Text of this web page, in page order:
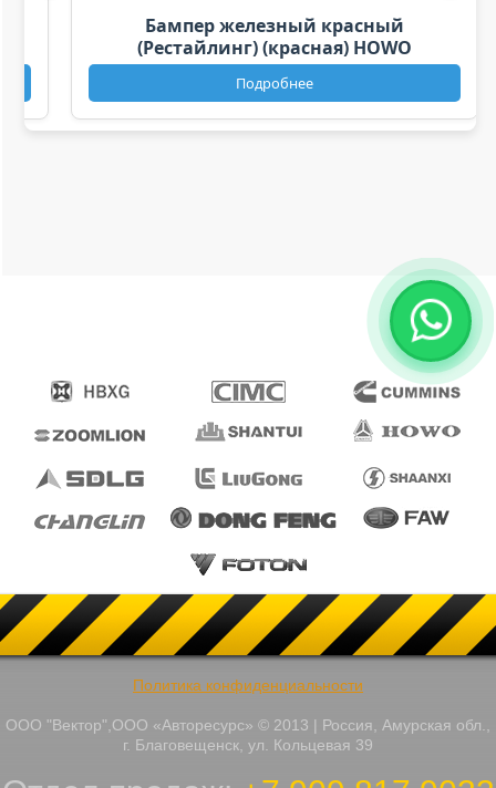
Политика конфиденциальности
ООО "Вектор",ООО «Авторесурс» © 2013 | Россия, Амурская обл.,
г. Благовещенск, ул. Кольцевая 39